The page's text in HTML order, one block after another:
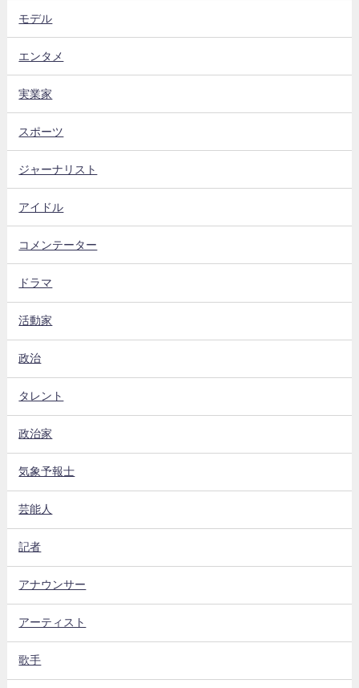
モデル
エンタメ
実業家
スポーツ
ジャーナリスト
アイドル
コメンテーター
ドラマ
活動家
政治
タレント
政治家
気象予報士
芸能人
記者
アナウンサー
アーティスト
歌手